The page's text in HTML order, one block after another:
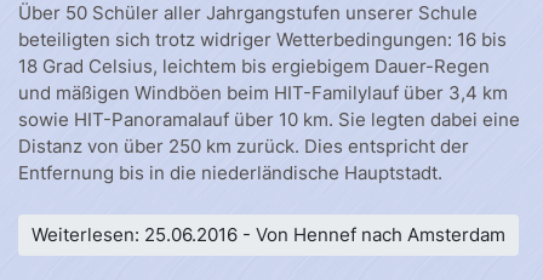
Über 50 Schüler aller Jahrgangstufen unserer Schule
beteiligten sich trotz widriger Wetterbedingungen: 16 bis
18 Grad Celsius, leichtem bis ergiebigem Dauer-Regen
und mäßigen Windböen beim HIT-Familylauf über 3,4 km
sowie HIT-Panoramalauf über 10 km. Sie legten dabei eine
Distanz von über 250 km zurück. Dies entspricht der
Entfernung bis in die niederländische Hauptstadt.
Weiterlesen: 25.06.2016 - Von Hennef nach Amsterdam